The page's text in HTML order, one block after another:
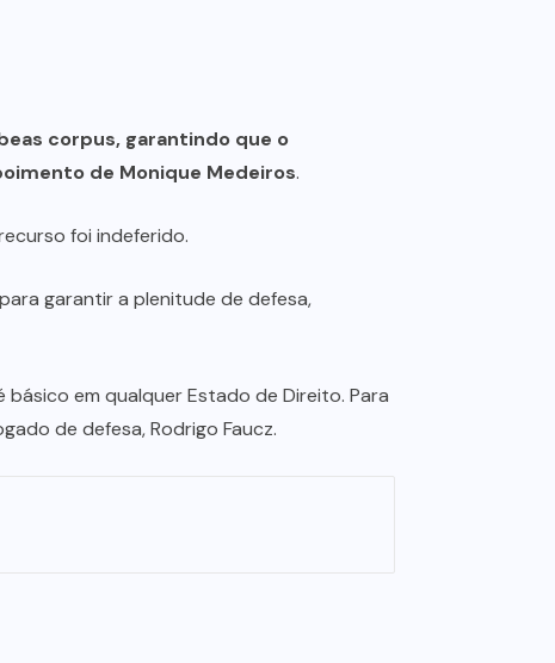
corpus, garantindo que o
de Monique Medeiros.
foi indeferido.
garantir a plenitude de defesa,
em qualquer Estado de Direito. Para
de defesa, Rodrigo Faucz.